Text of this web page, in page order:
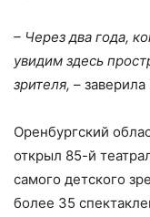
– Через два года,
увидим здесь
зрителя, –
Оренбургский
открыл 85-й
самого детского
более 35